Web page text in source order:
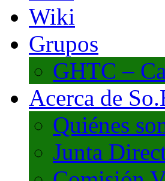
Wiki
Grupos
GHTC –
Acerca de
Quiénes
Junta